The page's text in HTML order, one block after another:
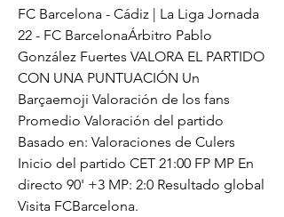
FC Barcelona - Cádiz | La Liga Jornada
22 - FC BarcelonaÁrbitro Pablo
González Fuertes VALORA EL PARTIDO
CON UNA PUNTUACIÓN Un
Barçaemoji Valoración de los fans
Promedio Valoración del partido
Basado en: Valoraciones de Culers
Inicio del partido CET 21:00 FP MP En
directo 90' +3 MP: 2:0 Resultado global
Visita FCBarcelona.